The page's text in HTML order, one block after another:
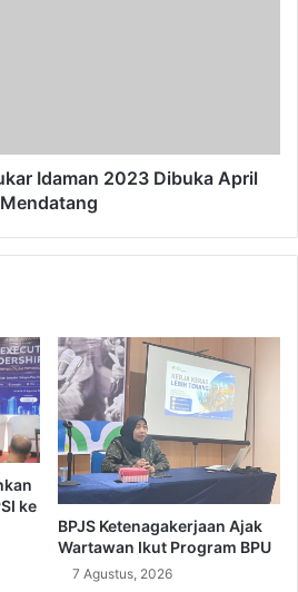
Idaman 2023 Dibuka April
Mendatang
ke
BPJS Ketenagakerjaan Ajak
Wartawan Ikut Program BPU
7 Agustus, 2026